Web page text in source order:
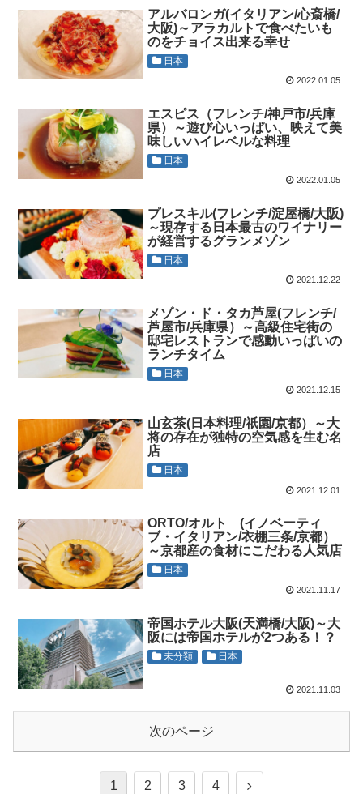
アルバロンガ(イタリアン/心斎橋/
大阪)～アラカルトで食べたいも
のをチョイス出来る幸せ
2022.01.05
日本
エスピス（フレンチ/神戸市/兵庫
県）～遊び心いっぱい、映えて美
味しいハイレベルな料理
2022.01.05
日本
プレスキル(フレンチ/淀屋橋/大阪)
～現存する日本最古のワイナリー
が経営するグランメゾン
2021.12.22
日本
メゾン・ド・タカ芦屋(フレンチ/
芦屋市/兵庫県）～高級住宅街の
邸宅レストランで感動いっぱいの
ランチタイム
2021.12.15
日本
山玄茶(日本料理/祇園/京都）～大
将の存在が独特の空気感を生む名
店
2021.12.01
日本
ORTO/オルト (イノベーティ
ブ・イタリアン/衣棚三条/京都）
～京都産の食材にこだわる人気店
2021.11.17
日本
帝国ホテル大阪(天満橋/大阪)～大
阪には帝国ホテルが2つある！？
2021.11.03
未分類 日本
次のページ
1 2 3 4